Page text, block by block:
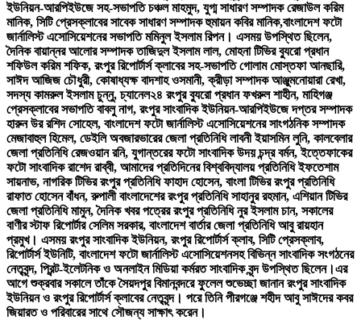
ইউনিয়ন-আরপিইউজে সহ-সভাপতি চঞ্চল মাহমুদ, যুগ্ম সাধারণ সম্পাদক রেজাউল করিম
মানিক, সিটি প্রেসক্লাবের সাবেক সাধারণ সম্পাদক হুমায়ন কবির মানিক,বাংলাদেশ ফটো
জার্নালিস্ট এসোসিয়েশনের সভাপতি মমিনুল ইসলাম রিপন। এসময় উপস্থিত ছিলেন,
দৈনিক বায়ান্নর আলোর সম্পাদক তাজিদুল ইসলাম লাল, মোহনা টিভির ব্যুরো প্রধান
শফিউল করিম শফিক, রংপুর রিপোর্টার্স ক্লাবের সহ-সভাপতি গোলাম মোস্তফা আনছারি,
সাঈদ আজিজ চৌধুরী, কোষাধ্যক্ষ বাদশাহ ওসমানী, ক্রীড়া সম্পাদক আঞ্জুমনোয়ারা রেখা,
সদস্য কামরুল ইসলাম চুন্নু, চ্যানেল২৪ রংপুর ব্যুরো প্রধান ফখরুল শাহীন, মাহিগঞ্জ
প্রেসক্লাবের সভাপতি বাবলু নাগ, রংপুর সাংবাদিক ইউনিয়ন-আরপিইউজে দপ্তর সম্পাদক
হারুন উর রশিদ সোহেল, বাংলাদেশ ফটো জার্নালিস্ট এসোসিয়েশনের সাংগঠনিক সম্পাদক
মেজাবাহুল হিমেল, ডেইলি অবজারভারের জেলা প্রতিনিধি লাবনী ইয়াসমিন লুনি, কালবেলার
জেলা প্রতিনিধি রেজওয়ান রনি, যুগান্তরের ফটো সাংবাদিক উদয় চন্দ্র বর্মন, ইত্তেফাকের
ফটো সাংবাদিক রাশেদ রাব্বী, আমাদের প্রতিদিনের বিশ্ববিদ্যালয় প্রতিনিধি ইফতেশাম
সায়নাভ, নাগরিক টিভির রংপুর প্রতিনিধি ফাহাদ হোসেন, বাংলা টিভির রংপুর প্রতিনিধি
রাফাত হোসেন বাঁধন, রুপালী বাংলাদেশের রংপুর প্রতিনিধি সাহানুর রহমান, এশিয়ান টিভির
জেলা প্রতিনিধি মামুন, দৈনিক খবর পত্রের রংপুর প্রতিনিধি নুর ইসলাম চান, সকালের
বাণীর স্টাফ রিপোর্টার সেলিম সরকার, বাংলাদেশ বার্তার জেলা প্রতিনিধি আবু রায়হান
প্রমুখ। এসময় রংপুর সাংবাদিক ইউনিয়ন, রংপুর রিপোর্টার্স ক্লাব, সিটি প্রেসক্লাব,
রিপোর্টার্স ইউনিটি, বাংলাদেশ ফটো জার্নালিস্ট এসোসিয়েশনসহ বিভিন্ন সাংবাদিক সংগঠনের
নেতৃবৃন্দ, প্রিন্ট-ইলেটনিক ও অনলাইন মিডিয়া কর্মরত সাংবাদিক বৃন্দ উপস্থিত ছিলেন।এর
আগে শুক্রবার সকালে তাঁকে সৈয়দপুর বিমানবন্দরে ফুলেল শুভেচ্ছা জানান রংপুর সাংবাদিক
ইউনিয়ন ও রংপুর রিপোর্টার্স ক্লাবের নেতৃবৃন্দ। পরে তিনি পীরগঞ্জে শহীদ আবু সাঈদের কবর
জিয়ারত ও পরিবারের সাথে সৌজন্য সাক্ষাৎ করেন।